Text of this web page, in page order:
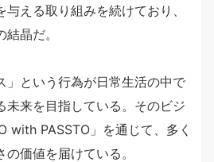
える取り組みを続けており、
晶だ。
」という行為が日常生活の中で
未来を目指している。そのビジ
with PASSTO」を通じて、多く
価値を届けている。